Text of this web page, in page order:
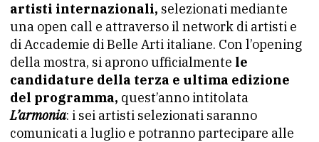
artisti internazionali, selezionati mediante
una open call e attraverso il network di artisti e
di Accademie di Belle Arti italiane. Con l’opening
della mostra, si aprono ufficialmente le
candidature della terza e ultima edizione
del programma, quest’anno intitolata
L’armonia: i sei artisti selezionati saranno
comunicati a luglio e potranno partecipare alle